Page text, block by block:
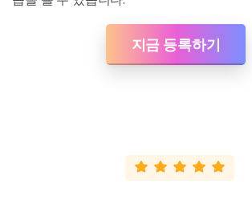
지금 등록하기